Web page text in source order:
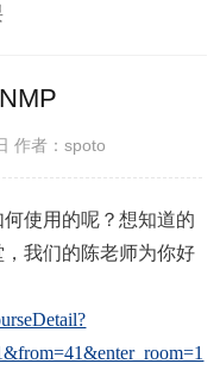
作者：spoto
使用的呢？想知道的
，我们的陈老师为你好